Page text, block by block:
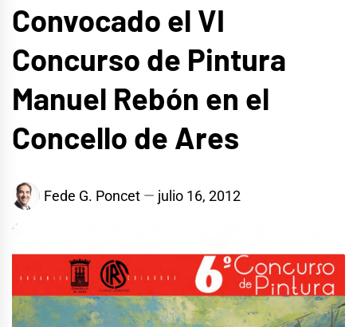
Convocado el VI
Concurso de Pintura
Manuel Rebón en el
Concello de Ares
Fede G. Poncet julio 16, 2012